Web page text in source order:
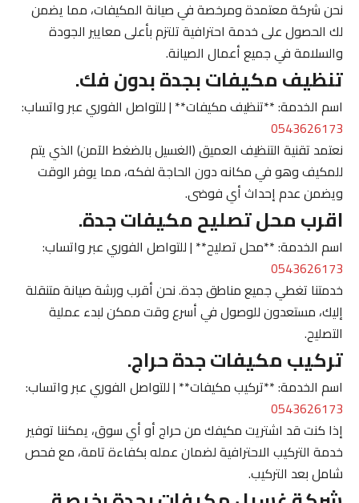
نحن شركة معتمدة ومرخصة في صيانة المكيفات، مما يضمن
لك الحصول على خدمة احترافية تلتزم بأعلى معايير الجودة
والسلامة في جميع أعمال الصيانة.
تنظيف مكيفات بجدة بدون فك.
اسم الخدمة: **تنظيف مكيفات** | للتواصل الفوري عبر واتساب:
0543626173
نعتمد تقنية التنظيف العميق (الغسيل بالضغط الآمن) الذي يتم
للمكيف وهو في مكانه دون الحاجة لفكه، مما يوفر الوقت
ويضمن عدم إحداث أي فوضى.
اقرب محل تصليح مكيفات جدة.
اسم الخدمة: **محل تصليح** | للتواصل الفوري عبر واتساب:
0543626173
خدمتنا تغطي جميع مناطق جدة. نحن أقرب ورشة صيانة متنقلة
إليك، مستعدون للوصول في أسرع وقت ممكن لبدء عملية
التصليح.
تركيب مكيفات جدة حراج.
اسم الخدمة: **تركيب مكيفات** | للتواصل الفوري عبر واتساب:
0543626173
إذا كنت قد اشتريت مكيفك من حراج أو أي سوق، يمكننا توفير
خدمة التركيب الاحترافية لضمان عمله بكفاءة تامة، مع فحص
شامل بعد التركيب.